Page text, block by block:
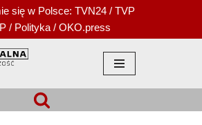
się w Polsce: TVN24/ TVP
/ Polityka/ OKO.press